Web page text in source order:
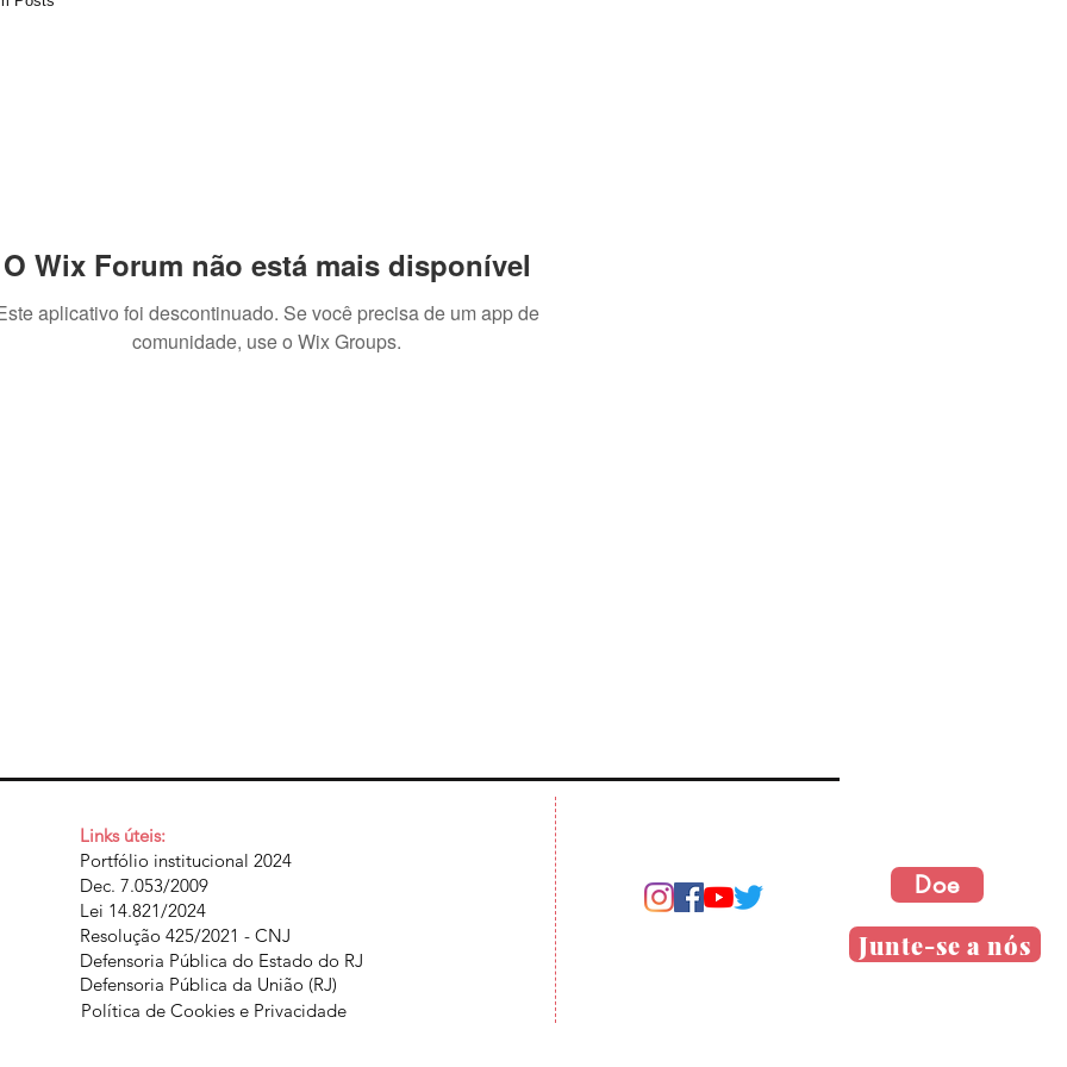
O Wix Forum não está mais disponível
aplicativo foi descontinuado. Se você precisa de um app de
comunidade, use o Wix Groups.
Links úteis:
Portfólio institucional 2024
Dec. 7.053/2009
Lei 14.821/2024
Resolução 425/2021 - CNJ
Defensoria Pública do Estado do RJ
Defensoria Pública da União (RJ)
Política de Cookies e Privacidade​​​
Doe
Junte-se a nós